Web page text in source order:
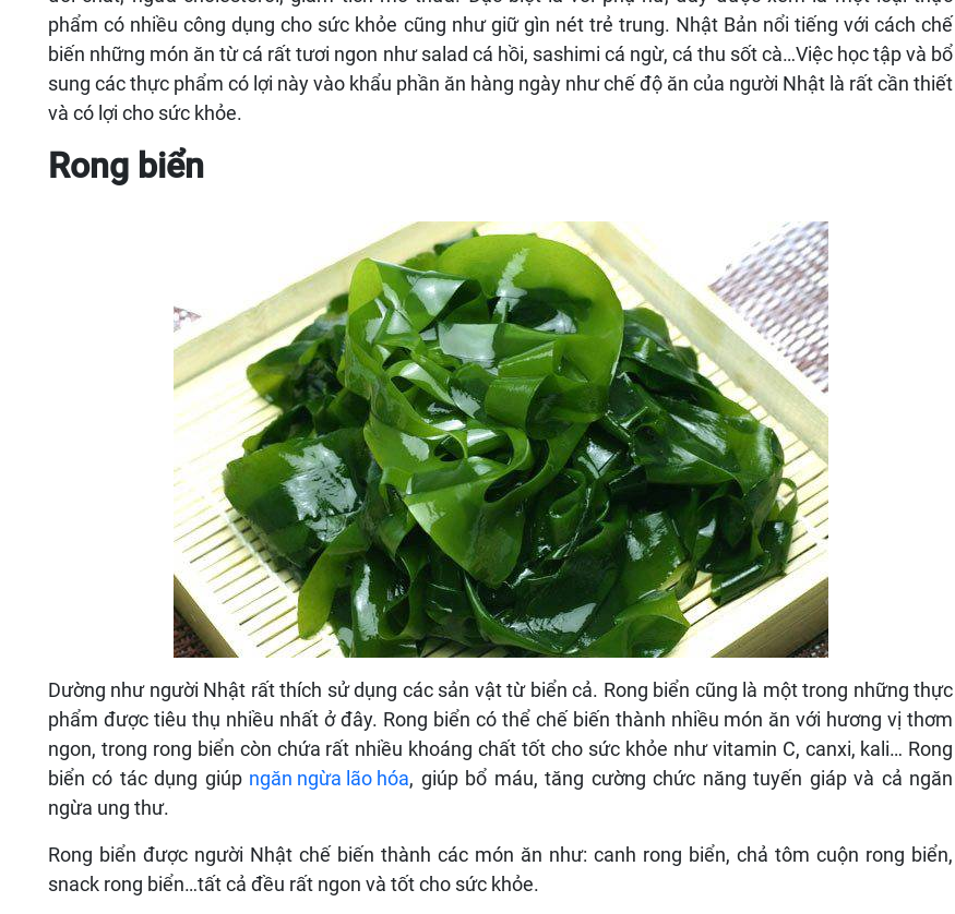
phẩm có nhiều công dụng cho sức khỏe cũng như giữ gìn nét trẻ trung. Nhật Bản nổi tiếng với cách chế
biến những món ăn từ cá rất tươi ngon như salad cá hồi, sashimi cá ngừ, cá thu sốt cà…Việc học tập và bổ
sung các thực phẩm có lợi này vào khẩu phần ăn hàng ngày như chế độ ăn của người Nhật là rất cần thiết
và có lợi cho sức khỏe.
Rong biển
Dường như người Nhật rất thích sử dụng các sản vật từ biển cả. Rong biển cũng là một trong những thực
phẩm được tiêu thụ nhiều nhất ở đây. Rong biển có thể chế biến thành nhiều món ăn với hương vị thơm
ngon, trong rong biển còn chứa rất nhiều khoáng chất tốt cho sức khỏe như vitamin C, canxi, kali… Rong
biển có tác dụng giúp ngăn ngừa lão hóa, giúp bổ máu, tăng cường chức năng tuyến giáp và cả ngăn
ngừa ung thư.
Rong biển được người Nhật chế biến thành các món ăn như: canh rong biển, chả tôm cuộn rong biển,
snack rong biển…tất cả đều rất ngon và tốt cho sức khỏe.